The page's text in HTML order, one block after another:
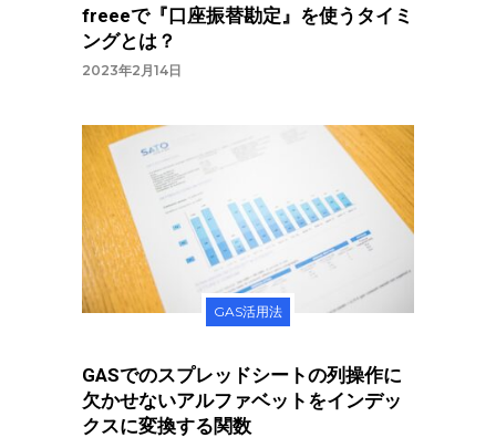
freeeで『口座振替勘定』を使うタイミ
ングとは？
2023年2月14日
GAS活用法
GASでのスプレッドシートの列操作に
欠かせないアルファベットをインデッ
クスに変換する関数